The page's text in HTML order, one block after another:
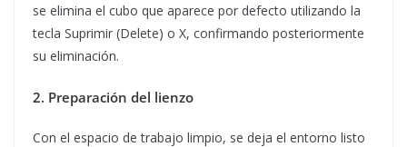
se elimina el cubo que aparece por defecto utilizando la
tecla Suprimir (Delete) o X, confirmando posteriormente
su eliminación.
2. Preparación del lienzo
Con el espacio de trabajo limpio, se deja el entorno listo